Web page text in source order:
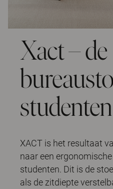
Xact – de
studenten
XACT is het resultaat
naar een
studenten. Dit is de
als de zitdiepte